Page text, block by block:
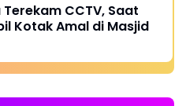
CCTV, Saat
Kotak Amal di Masjid